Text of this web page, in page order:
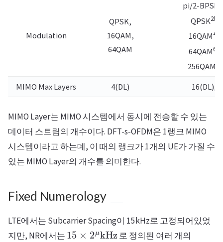
Modulation
QPSK,
16QAM,
64QAM
pi/2-BPSK
QPSK
16QAM
64QAM
256QAM
MIMO Max Layers 4(DL) 16(DL),
MIMO Layer는 MIMO 시스템에서 동시에 전송할 수 있는
데이터 스트림의 개수이다. DFT-s-OFDM은 1랭크 MIMO
시스템이라고 하는데, 이 때의 랭크가 1개의 UE가 가질 수
있는 MIMO Layer의 개수를 의미한다.
Fixed Numerology
LTE에서는 Subcarrier Spacing이 15kHz로 고정되어있었
지만, NR에서는 15 μkHz
로 정의된 여러 개의